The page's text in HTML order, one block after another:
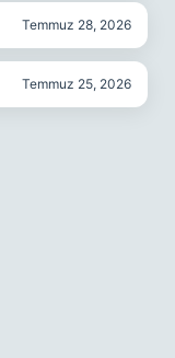
Temmuz 28, 2026
Temmuz 25, 2026